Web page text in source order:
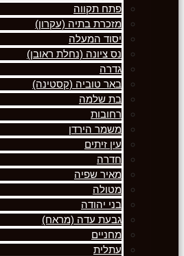
פתח תקווה
מזכרת בתיה (עקרון)
יסוד המעלה
נס ציונה (נחלת ראובן)
גדרה
באר טוביה (קסטינה)
בת שלמה
רחובות
משמר הירדן
עין זיתים
חדרה
מאיר שפיה
מטולה
בני יהודה
גבעת עדה (מראח)
מחניים
עתלית